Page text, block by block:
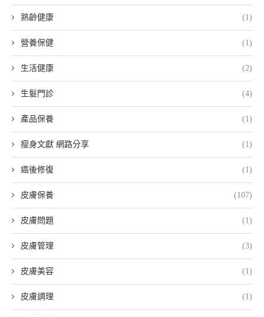
熟齡健康 (1)
營養保健 (1)
生活健康 (2)
生髮門診 (4)
產品保養 (1)
瘦身文獻 網路分享 (1)
癌後修復 (1)
皮膚保養 (107)
皮膚問題 (1)
皮膚管理 (3)
皮膚美容 (1)
皮膚調理 (1)